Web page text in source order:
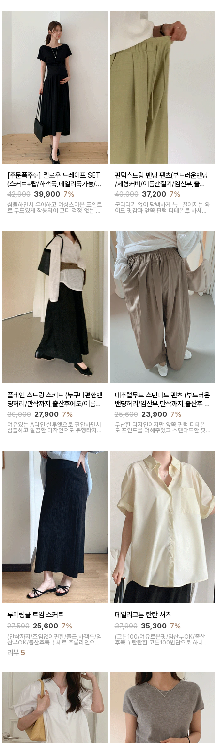
[주문폭주✨] 멜로우 드레이프 SET
(스커트+탑/하객룩,데일리룩가능/임
산부,출산후 착용가능)
42,900 39,900 7%
심플하면서 우아하고 여성스러운 포인트
로 무드있게 착용되어 코디 걱정 없는 투
핀턱스트링 밴딩 팬츠(부드러운밴딩
/체형커버/여름간절기/임산부,출산
후 착용가능)
40,000 37,200 7%
군더더기 없이 담백하게 툭- 떨어지는 와
이드 핏감과앞쪽 핀턱 디테일로 하체미
플레인 스트링 스커트 (누구나편한밴
딩허리/만삭까지,출산후에도/여름간
절기)
30,000 27,900 7%
여유있는 A라인 실루엣으로 편안하면서
심플하고 깔끔한 디자인으로 유행타지않
내추럴무드 스탠다드 팬츠 (부드러운
밴딩허리/임산부,만삭까지,출산후 착
용가능)
25,600 23,900 7%
무난한 디자인이지만 앞쪽 핀턱 디테일
로 포인트를 더해주었고 스탠다드한 핏
루미링클 트임 스커트
27,500 25,600 7%
(만삭까지/조임없이편한/출근,하객룩/임
산부OK/출산후쭉-) 세로 주름라인으로
슬림해보이면서 A라인으로 끼임없어 자
연스러운 핏으로 떨어지고 원단감도 가
리뷰 5
데일리코튼 탄탄 셔츠
37,900 35,300 7%
(코튼100/여유로운핏/임산부OK/출산
후쭉-) 탄탄한 코튼100원단으로 하나만